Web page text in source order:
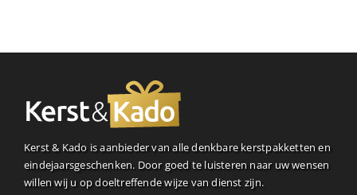
Kerst & Kado is aanbieder van alle denkbare kerstpakketten en
eindejaarsgeschenken. Door goed te luisteren naar uw wensen
willen wij u op doeltreffende wijze van dienst zijn.